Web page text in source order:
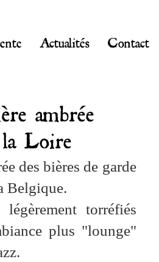
Actualités Contact
ambrée
la Loire
des bières de garde
Belgique.
torréfiés
plus "lounge"